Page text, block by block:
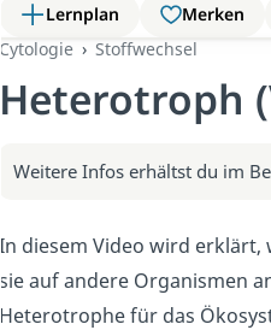
Lernplan Merken
Cytologie
Stoffwechsel
Heterotroph
Weitere Infos erhältst du im
In diesem Video wird
sie auf andere Organismen
Heterotrophe für das